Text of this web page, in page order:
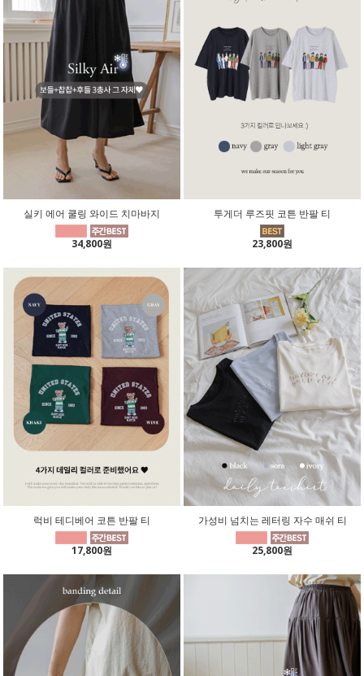
실키 에어 쿨링 와이드 치마바지
34,800원
투게더 루즈핏 코튼 반팔 티
23,800원
럭비 테디베어 코튼 반팔 티
17,800원
가성비 넘치는 레터링 자수 매쉬 티
25,800원